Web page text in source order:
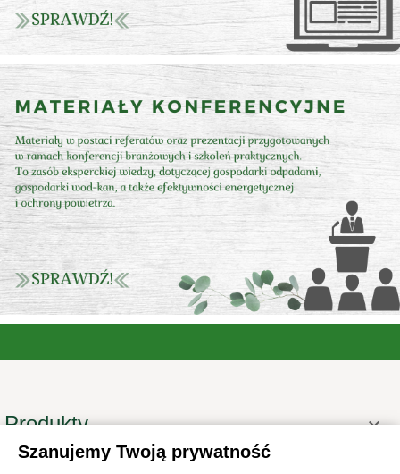
Produkty 
Informacje
Szanujemy Twoją prywatność